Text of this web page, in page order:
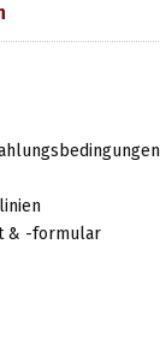
& -formular